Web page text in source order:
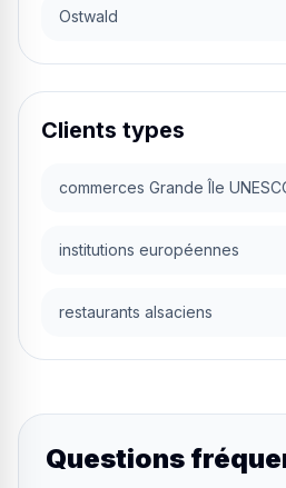
Ostwald
Clients types
commerces Grande Île
institutions européennes
restaurants alsaciens
Questions